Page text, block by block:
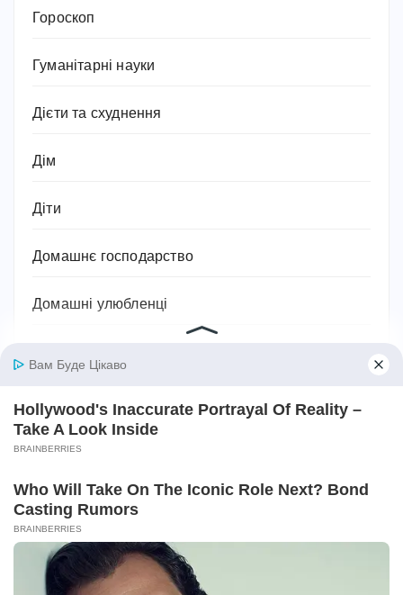
Гороскоп
Гуманітарні науки
Дієти та схуднення
Дім
Діти
Домашнє господарство
Домашні улюбленці
Закони України
Здоров'я
Імена та значення імен
Історія
Їжа та кулінарія